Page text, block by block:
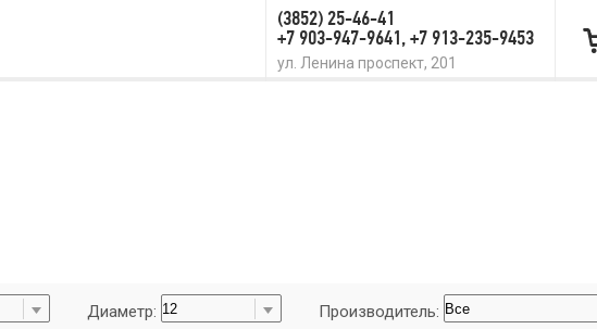
(3852) 25-46-41
+7 903-947-9641, +7 913-235-9453
ул. Ленина проспект, 201
Диаметр: Производитель: